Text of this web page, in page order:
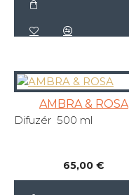
AMBRA & ROSA
Difuzér 500 ml
65,00 €